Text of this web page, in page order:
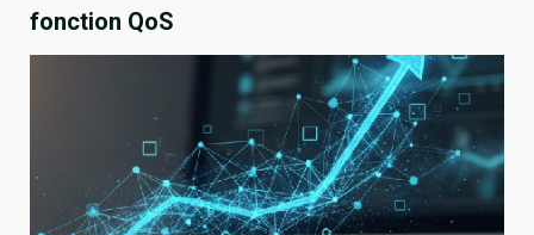
fonction QoS